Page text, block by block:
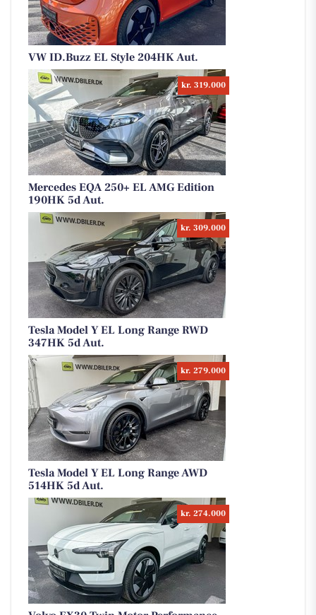
VW ID.Buzz EL Style 204HK Aut.
kr. 319.000
Mercedes EQA 250+ EL AMG Edition
190HK 5d Aut.
kr. 309.000
Tesla Model Y EL Long Range RWD
347HK 5d Aut.
kr. 279.000
Tesla Model Y EL Long Range AWD
514HK 5d Aut.
kr. 274.000